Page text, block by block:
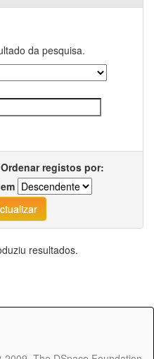
da pesquisa.
Ordenar registos por:
resultados.